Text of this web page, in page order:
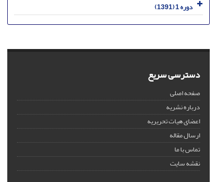
دوره 1 (1391)
دسترسی سریع
صفحه اصلی
درباره نشریه
اعضای هیات تحریریه
ارسال مقاله
تماس با ما
نقشه سایت